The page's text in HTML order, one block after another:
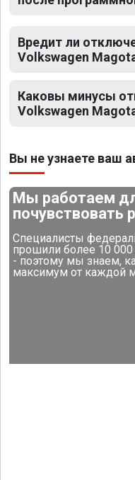
Вредит ли
Volkswagen
Каковы минусы
Volkswagen
Вы не узнаете ваш
Мы работаем
почувствовать
Специалисты
прошили более 10
- поэтому мы знаем,
максимум от каждой